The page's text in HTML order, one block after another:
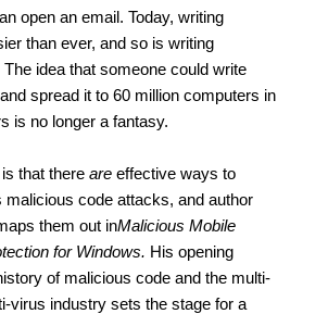
open an email. Today, writing
than ever, and so is writing
idea that someone could write
spread it to 60 million computers in
is no longer a fantasy.
that there are effective ways to
malicious code attacks, and author
them out inMalicious Mobile
for Windows. His opening
of malicious code and the multi-
virus industry sets the stage for a